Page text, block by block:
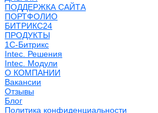
ПОДДЕРЖКА САЙТА
ПОРТФОЛИО
БИТРИКС24
ПРОДУКТЫ
1С-Битрикс
Intec. Решения
Intec. Модули
О КОМПАНИИ
Вакансии
Отзывы
Блог
Политика конфиденциальности